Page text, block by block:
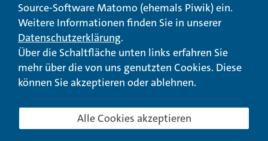
nach oben
Source-Software Matomo (ehemals Piwik) ein.
Weitere Informationen finden Sie in unserer
Datenschutzerklärung.
Über die Schaltfläche unten links erfahren Sie
mehr über die von uns genutzten Cookies. Diese
können Sie akzeptieren oder ablehnen.
Alle Cookies akzeptieren